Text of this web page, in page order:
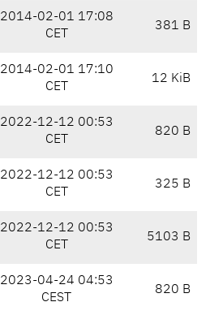
2014-02-01 17:08
CET
381 B
2014-02-01 17:10
CET
12 KiB
2022-12-12 00:53
CET
820 B
2022-12-12 00:53
CET
325 B
2022-12-12 00:53
CET
5103 B
2023-04-24 04:53
CEST
820 B